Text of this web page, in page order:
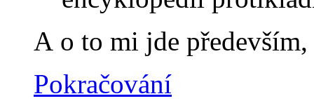
A o to mi jde
Pokračování